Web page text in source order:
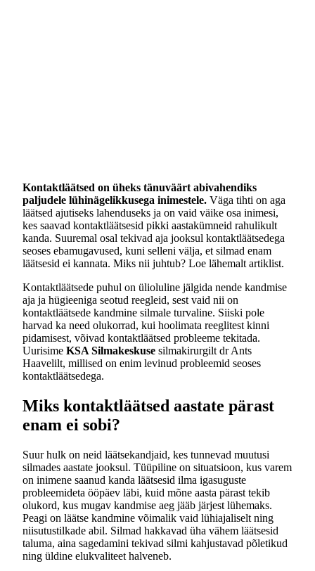
Kontaktläätsed on üheks tänuväärt abivahendiks
paljudele lühinägelikkusega inimestele. Väga tihti on aga
läätsed ajutiseks lahenduseks ja on vaid väike osa inimesi,
kes saavad kontaktläätsesid pikki aastakümneid rahulikult
kanda. Suuremal osal tekivad aja jooksul kontaktläätsedega
seoses ebamugavused, kuni selleni välja, et silmad enam
läätsesid ei kannata. Miks nii juhtub? Loe lähemalt artiklist.
Kontaktläätsede puhul on ülioluline jälgida nende kandmise
aja ja hügieeniga seotud reegleid, sest vaid nii on
kontaktläätsede kandmine silmale turvaline. Siiski pole
harvad ka need olukorrad, kui hoolimata reeglitest kinni
pidamisest, võivad kontaktläätsed probleeme tekitada.
Uurisime KSA Silmakeskuse silmakirurgilt dr Ants
Haavelilt, millised on enim levinud probleemid seoses
kontaktläätsedega.
Miks kontaktläätsed aastate pärast
enam ei sobi?
Suur hulk on neid läätsekandjaid, kes tunnevad muutusi
silmades aastate jooksul. Tüüpiline on situatsioon, kus varem
on inimene saanud kanda läätsesid ilma igasuguste
probleemideta ööpäev läbi, kuid mõne aasta pärast tekib
olukord, kus mugav kandmise aeg jääb järjest lühemaks.
Peagi on läätse kandmine võimalik vaid lühiajaliselt ning
niisutustilkade abil. Silmad hakkavad üha vähem läätsesid
taluma, aina sagedamini tekivad silmi kahjustavad põletikud
ning üldine elukvaliteet halveneb.